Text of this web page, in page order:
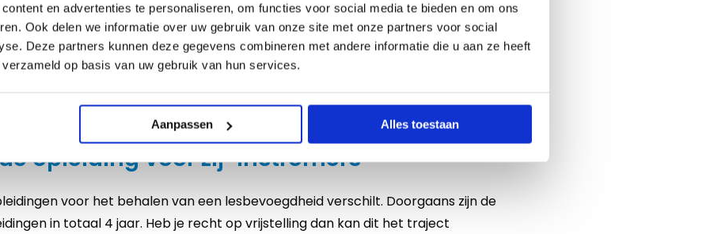
en advertenties te personaliseren, om functies voor social media te bieden en om ons
Ook delen we informatie over uw gebruik van onze site met onze partners voor social
Deze partners kunnen deze gegevens combineren met andere informatie die u aan ze heeft
op basis van uw gebruik van hun services.
Aanpassen Alles toestaan
docenten om zich te focussen op het vinden van een baan binnen
het starten van de opleiding. De opleider vereist een relevante
een baanomvang van minimaal 0,4 fte, waarbinnen minimaal 8 lessen per
op de subsidie voor zijinstromers.
opleiding voor zij-instromers
voor het behalen van een lesbevoegdheid verschilt. Doorgaans zijn de
in totaal 4 jaar. Heb je recht op vrijstelling dan kan dit het traject